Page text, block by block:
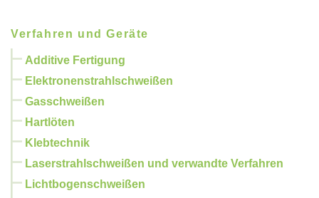
Verfahren und Geräte
Additive Fertigung
Elektronenstrahlschweißen
Gasschweißen
Hartlöten
Klebtechnik
Laserstrahlschweißen und verwandte Verfahren
Lichtbogenschweißen